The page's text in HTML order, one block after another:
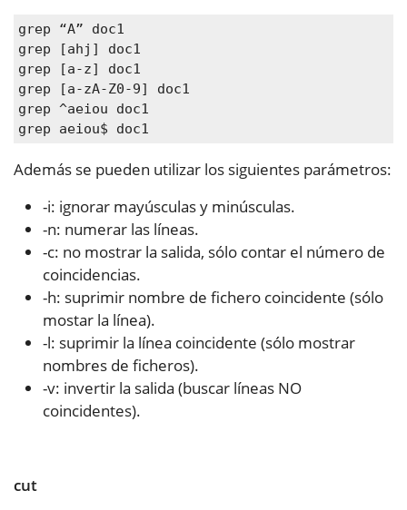
grep aeiou$ doc1
Además se pueden utilizar los siguientes parámetros:
-i: ignorar mayúsculas y minúsculas.
-n: numerar las líneas.
-c: no mostrar la salida, sólo contar el número de
coincidencias.
-h: suprimir nombre de fichero coincidente (sólo
mostar la línea).
-l: suprimir la línea coincidente (sólo mostrar
nombres de ficheros).
-v: invertir la salida (buscar líneas NO
coincidentes).
cut